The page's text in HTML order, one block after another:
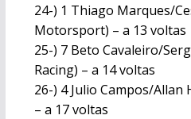
24-) 1 Thiago Marques/
Motorsport) – a 13 voltas
25-) 7 Beto Cavaleiro/
Racing) – a 14 voltas
26-) 4 Julio Campos/Allan
– a 17 voltas